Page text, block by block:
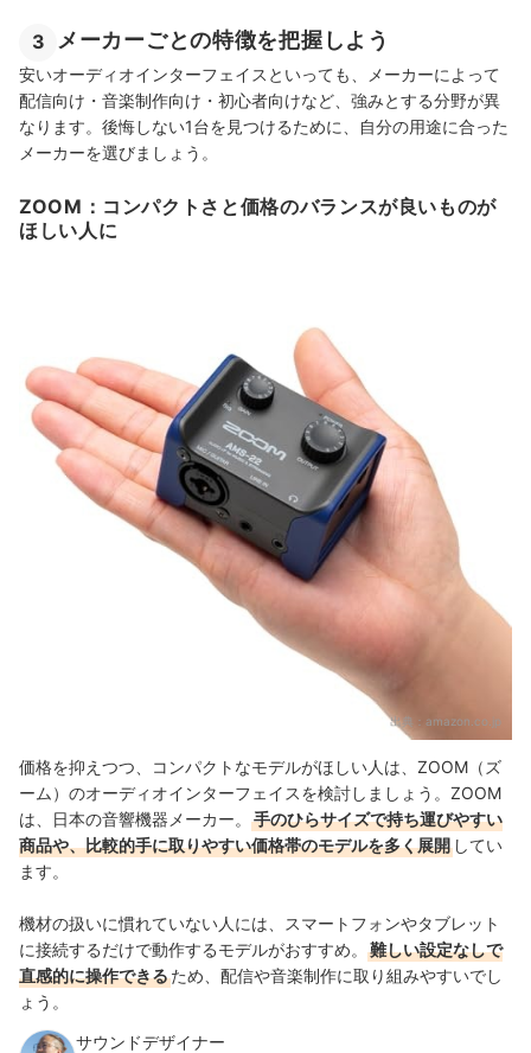
3 メーカーごとの特徴を把握しよう
安いオーディオインターフェイスといっても、メーカーによって
配信向け・音楽制作向け・初心者向けなど、強みとする分野が異
なります。後悔しない1台を見つけるために、自分の用途に合った
メーカーを選びましょう。
ZOOM：コンパクトさと価格のバランスが良いものが
ほしい人に
出典： amazon.co.jp
価格を抑えつつ、コンパクトなモデルがほしい人は、ZOOM（ズ
ーム）のオーディオインターフェイスを検討しましょう。ZOOM
は、日本の音響機器メーカー。
手のひらサイズで持ち運びやすい
商品や、比較的手に取りやすい価格帯のモデルを多く展開 してい
ます。
機材の扱いに慣れていない人には、スマートフォンやタブレット
に接続するだけで動作するモデルがおすすめ。
難しい設定なしで
直感的に操作できるため、配信や音楽制作に取り組みやすいでし
ょう。
サウンドデザイナー